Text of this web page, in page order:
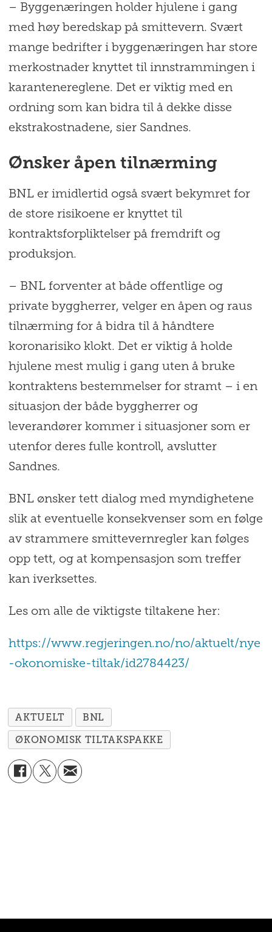
– Byggenæringen holder hjulene i gang
med høy beredskap på smittevern. Svært
mange bedrifter i byggenæringen har store
merkostnader knyttet til innstrammingen i
karantenereglene. Det er viktig med en
ordning som kan bidra til å dekke disse
ekstrakostnadene, sier Sandnes.
Ønsker åpen tilnærming
BNL er imidlertid også svært bekymret for
de store risikoene er knyttet til
kontraktsforpliktelser på fremdrift og
produksjon.
– BNL forventer at både offentlige og
private byggherrer, velger en åpen og raus
tilnærming for å bidra til å håndtere
koronarisiko klokt. Det er viktig å holde
hjulene mest mulig i gang uten å bruke
kontraktens bestemmelser for stramt – i en
situasjon der både byggherrer og
leverandører kommer i situasjoner som er
utenfor deres fulle kontroll, avslutter
Sandnes.
BNL ønsker tett dialog med myndighetene
slik at eventuelle konsekvenser som en følge
av strammere smittevernregler kan følges
opp tett, og at kompensasjon som treffer
kan iverksettes.
Les om alle de viktigste tiltakene her:
https://www.regjeringen.no/no/aktuelt/nye
-okonomiske-tiltak/id2784423/
AKTUELT
BNL
ØKONOMISK TILTAKSPAKKE